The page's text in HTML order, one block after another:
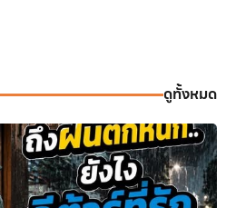
ดูทั้งหมด